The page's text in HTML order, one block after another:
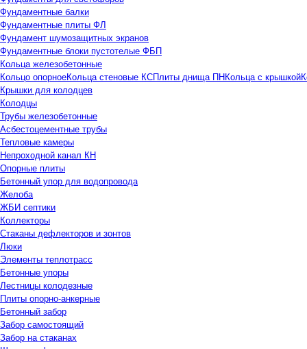
Фундаментные балки
Фундаментные плиты ФЛ
Фундамент шумозащитных экранов
Фундаментные блоки пустотелые ФБП
Кольца железобетонные
Кольцо опорноеКольца стеновые КСПлиты днища ПНКольца с крышкой
Крышки для колодцев
Колодцы
Трубы железобетонные
Асбестоцементные трубы
Тепловые камеры
Непроходной канал КН
Опорные плиты
Бетонный упор для водопровода
Желоба
ЖБИ септики
Коллекторы
Стаканы дефлекторов и зонтов
Люки
Элементы теплотрасс
Бетонные упоры
Лестницы колодезные
Плиты опорно-анкерные
Бетонный забор
Забор самостоящий
Забор на стаканах